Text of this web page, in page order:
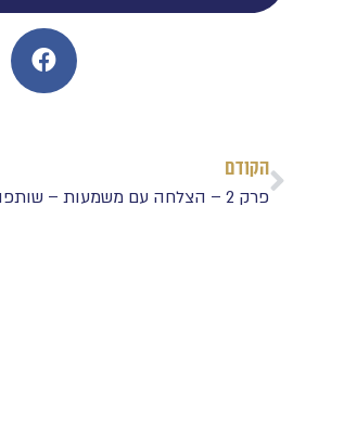
הקודם
פרק 2 – הצלחה עם משמעות – שותפות